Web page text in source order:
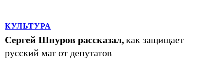
КУЛЬТУРА
Сергей Шнуров рассказал,как защищает
русский мат от депутатов